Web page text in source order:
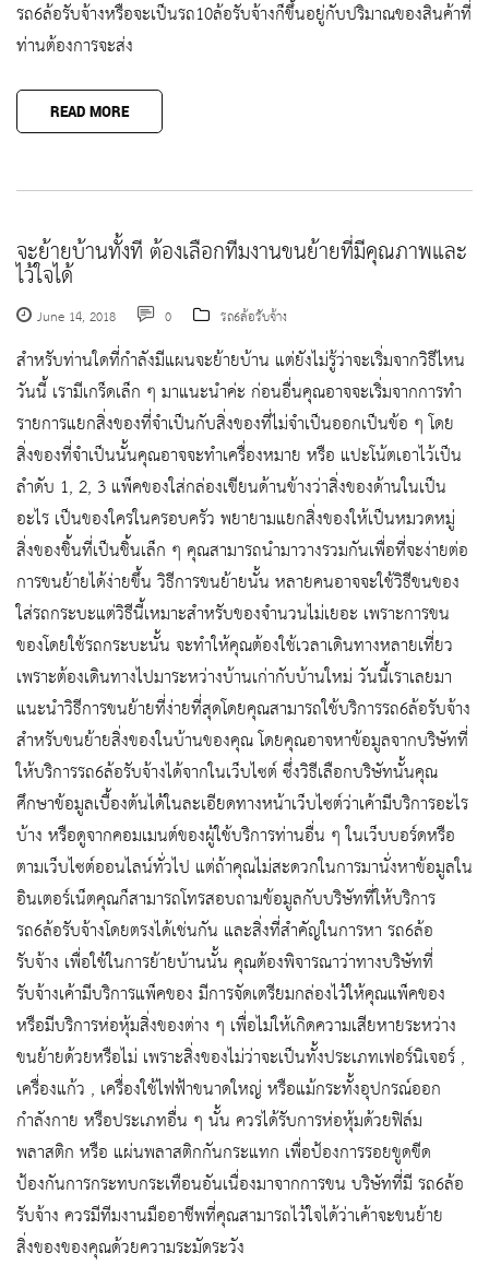
รถ6ล้อรับจ้างหรือจะเป็นรถ10ล้อรับจ้างก็ขึ้นอยู่กับปริมาณของสินค้าที่
ท่านต้องการจะส่ง
READ MORE
จะย้ายบ้านทั้งที ต้องเลือกทีมงานขนย้ายที่มีคุณภาพและ
ไว้ใจได้
June 14, 2018 0 รถ6ล้อรับจ้าง
สำหรับท่านใดที่กำลังมีแผนจะย้ายบ้าน แต่ยังไม่รู้ว่าจะเริ่มจากวิธีไหน
วันนี้ เรามีเกร็ดเล็ก ๆ มาแนะนำค่ะ ก่อนอื่นคุณอาจจะเริ่มจากการทำ
รายการแยกสิ่งของที่จำเป็นกับสิ่งของที่ไม่จำเป็นออกเป็นข้อ ๆ โดย
สิ่งของที่จำเป็นนั้นคุณอาจจะทำเครื่องหมาย หรือ แปะโน้ตเอาไว้เป็น
ลำดับ 1, 2, 3 แพ็คของใส่กล่องเขียนด้านข้างว่าสิ่งของด้านในเป็น
อะไร เป็นของใครในครอบครัว พยายามแยกสิ่งของให้เป็นหมวดหมู่
สิ่งของชิ้นที่เป็นชิ้นเล็ก ๆ คุณสามารถนำมาวางรวมกันเพื่อที่จะง่ายต่อ
การขนย้ายได้ง่ายขึ้น วิธีการขนย้ายนั้น หลายคนอาจจะใช้วิธีขนของ
ใส่รถกระบะแต่วิธีนี้เหมาะสำหรับของจำนวนไม่เยอะ เพราะการขน
ของโดยใช้รถกระบะนั้น จะทำให้คุณต้องใช้เวลาเดินทางหลายเที่ยว
เพราะต้องเดินทางไปมาระหว่างบ้านเก่ากับบ้านใหม่ วันนี้เราเลยมา
แนะนำวิธีการขนย้ายที่ง่ายที่สุดโดยคุณสามารถใช้บริการรถ6ล้อรับจ้าง
สำหรับขนย้ายสิ่งของในบ้านของคุณ โดยคุณอาจหาข้อมูลจากบริษัทที่
ให้บริการรถ6ล้อรับจ้างได้จากในเว็บไซต์ ซึ่งวิธีเลือกบริษัทนั้นคุณ
ศึกษาข้อมูลเบื้องต้นได้ในละเอียดทางหน้าเว็บไซต์ว่าเค้ามีบริการอะไร
บ้าง หรือดูจากคอมเมนต์ของผู้ใช้บริการท่านอื่น ๆ ในเว็บบอร์ดหรือ
ตามเว็บไซต์ออนไลน์ทั่วไป แต่ถ้าคุณไม่สะดวกในการมานั่งหาข้อมูลใน
อินเตอร์เน็ตคุณก็สามารถโทรสอบถามข้อมูลกับบริษัทที่ให้บริการ
รถ6ล้อรับจ้างโดยตรงได้เช่นกัน และสิ่งที่สำคัญในการหา รถ6ล้อ
รับจ้าง เพื่อใช้ในการย้ายบ้านนั้น คุณต้องพิจารณาว่าทางบริษัทที่
รับจ้างเค้ามีบริการแพ็คของ มีการจัดเตรียมกล่องไว้ให้คุณแพ็คของ
หรือมีบริการห่อหุ้มสิ่งของต่าง ๆ เพื่อไม่ให้เกิดความเสียหายระหว่าง
ขนย้ายด้วยหรือไม่ เพราะสิ่งของไม่ว่าจะเป็นทั้งประเภทเฟอร์นิเจอร์ ,
เครื่องแก้ว , เครื่องใช้ไฟฟ้าขนาดใหญ่ หรือแม้กระทั้งอุปกรณ์ออก
กำลังกาย หรือประเภทอื่น ๆ นั้น ควรได้รับการห่อหุ้มด้วยฟิล์ม
พลาสติก หรือ แผ่นพลาสติกกันกระแทก เพื่อป้องการรอยขูดขีด
ป้องกันการกระทบกระเทือนอันเนื่องมาจากการขน บริษัทที่มี รถ6ล้อ
รับจ้าง ควรมีทีมงานมืออาชีพที่คุณสามารถไว้ใจได้ว่าเค้าจะขนย้าย
สิ่งของของคุณด้วยความระมัดระวัง